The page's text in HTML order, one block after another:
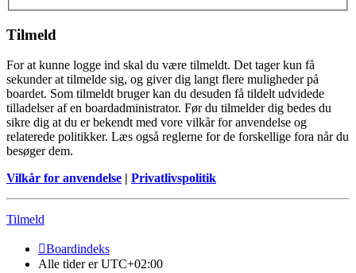
Tilmeld
For at kunne logge ind skal du være tilmeldt. Det tager kun få
sekunder at tilmelde sig, og giver dig langt flere muligheder på
boardet. Som tilmeldt bruger kan du desuden få tildelt udvidede
tilladelser af en boardadministrator. Før du tilmelder dig bedes du
sikre dig at du er bekendt med vore vilkår for anvendelse og
relaterede politikker. Læs også reglerne for de forskellige fora når du
besøger dem.
Vilkår for anvendelse | Privatlivspolitik
Tilmeld
Boardindeks
Alle tider erUTC+02:00